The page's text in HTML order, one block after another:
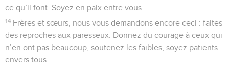
ce qu’il font. Soyez en paix entre vous.
14 Frères et sœurs, nous vous demandons encore ceci : faites
des reproches aux paresseux. Donnez du courage à ceux qui
n’en ont pas beaucoup, soutenez les faibles, soyez patients
envers tous.